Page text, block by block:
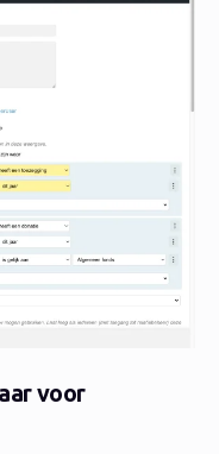
voor